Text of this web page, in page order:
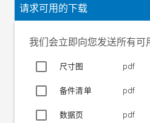
幅面类型
织物状态
干燥、
幅面宽度
辊子长度 400mm
900 至
幅面速度
最大
+0 °C 至
请求可用的下载
我们会立即向您发送所有可
尺寸图 pdf
备件清单 pdf
数据页 pdf